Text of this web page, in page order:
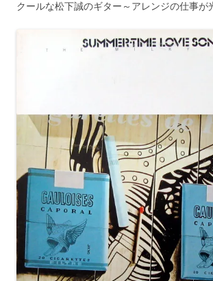
クールな松下誠のギター～アレンジの仕事が